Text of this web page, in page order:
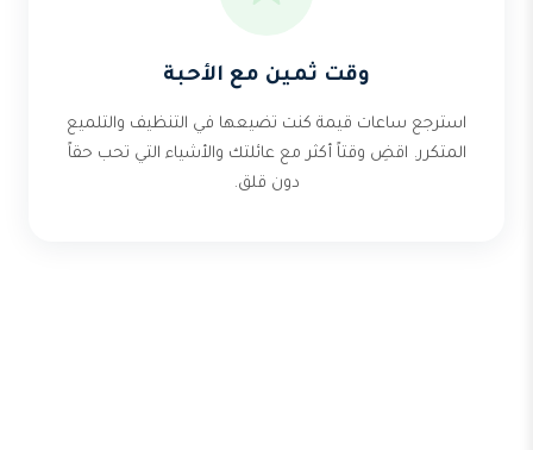
وقت ثمين مع الأحبة
استرجع ساعات قيمة كنت تضيعها في التنظيف والتلميع
المتكرر. اقضِ وقتاً أكثر مع عائلتك والأشياء التي تحب حقاً
دون قلق.